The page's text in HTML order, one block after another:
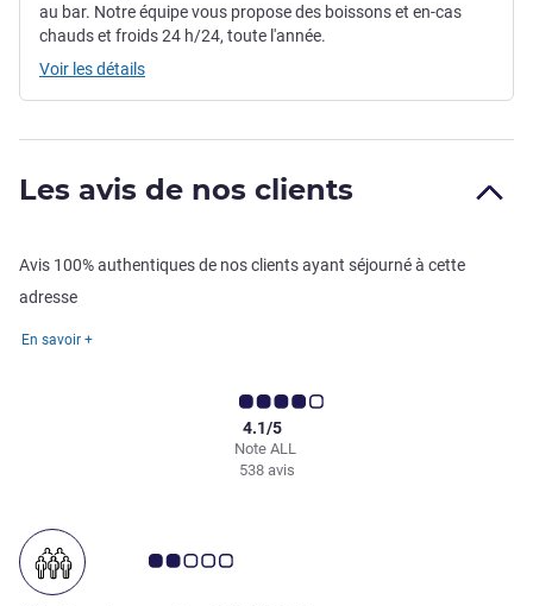
au bar. Notre équipe vous propose des boissons et en-cas
chauds et froids 24 h/24, toute l'année.
Voir les détails
Les avis de nos clients
Avis 100% authentiques de nos clients ayant séjourné à cette
adresse
En savoir +
Note ALL
4.1/5
538 avis
Note Avis clients 2.0/5